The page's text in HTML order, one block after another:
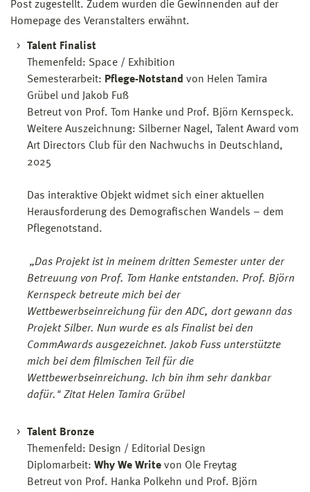
Post zugestellt. Zudem wurden die Gewinnenden auf der
Homepage des Veranstalters erwähnt.
Talent Finalist
Themenfeld: Space / Exhibition
Semesterarbeit: Pflege-Notstand von Helen Tamira
Grübel und Jakob Fuß
Betreut von Prof. Tom Hanke und Prof. Björn Kernspeck.
Weitere Auszeichnung: Silberner Nagel, Talent Award vom
Art Directors Club für den Nachwuchs in Deutschland,
2025
Das interaktive Objekt widmet sich einer aktuellen
Herausforderung des Demografischen Wandels – dem
Pflegenotstand.
„Das Projekt ist in meinem dritten Semester unter der
Betreuung von Prof. Tom Hanke entstanden. Prof. Björn
Kernspeck betreute mich bei der
Wettbewerbseinreichung für den ADC, dort gewann das
Projekt Silber. Nun wurde es als Finalist bei den
CommAwards ausgezeichnet. Jakob Fuss unterstützte
mich bei dem filmischen Teil für die
Wettbewerbseinreichung. Ich bin ihm sehr dankbar
dafür." Zitat Helen Tamira Grübel
Talent Bronze
Themenfeld: Design / Editorial Design
Diplomarbeit: Why We Write von Ole Freytag
Betreut von Prof. Hanka Polkehn und Prof. Björn